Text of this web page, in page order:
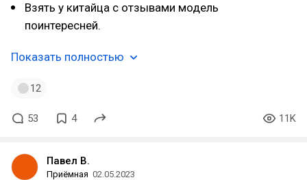
Взять у китайца с отзывами модель
поинтересней.
Показать полностью
12
53 4 11K
Павел В.
Приёмная 02.05.2023